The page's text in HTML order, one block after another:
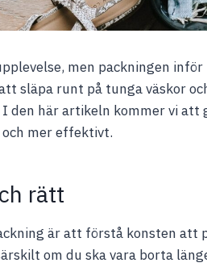
men packningen
släpa runt på tunga väskor
den här artikeln kommer vi att
mer effektivt.
rätt
är att förstå konsten att
om du ska vara borta